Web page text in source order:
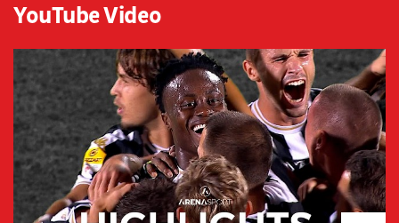
YouTube Video